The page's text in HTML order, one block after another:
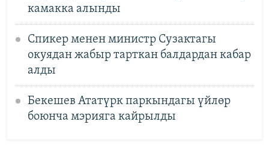
камакка алынды
Спикер менен министр Сузактагы
окуядан жабыр тарткан балдардан кабар
алды
Бекешев Ататүрк паркындагы үйлөр
боюнча мэрияга кайрылды